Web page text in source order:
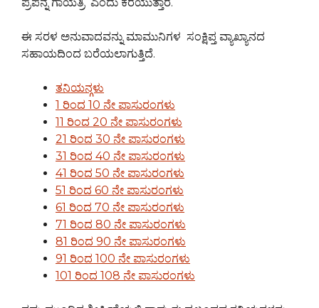
ಈ ಸರಳ ಅನುವಾದವನ್ನು ಮಾಮುನಿಗಳ ಸಂಕ್ಷಿಪ್ತ ವ್ಯಾಖ್ಯಾನದ
ಸಹಾಯದಿಂದ ಬರೆಯಲಾಗುತ್ತಿದೆ.
ತನಿಯನ್ಗಳು
1 ರಿಂದ 10 ನೇ ಪಾಸುರಂಗಳು
11 ರಿಂದ 20 ನೇ ಪಾಸುರಂಗಳು
21 ರಿಂದ 30 ನೇ ಪಾಸುರಂಗಳು
31 ರಿಂದ 40 ನೇ ಪಾಸುರಂಗಳು
41 ರಿಂದ 50 ನೇ ಪಾಸುರಂಗಳು
51 ರಿಂದ 60 ನೇ ಪಾಸುರಂಗಳು
61 ರಿಂದ 70 ನೇ ಪಾಸುರಂಗಳು
71 ರಿಂದ 80 ನೇ ಪಾಸುರಂಗಳು
81 ರಿಂದ 90 ನೇ ಪಾಸುರಂಗಳು
91 ರಿಂದ 100 ನೇ ಪಾಸುರಂಗಳು
101 ರಿಂದ 108 ನೇ ಪಾಸುರಂಗಳು